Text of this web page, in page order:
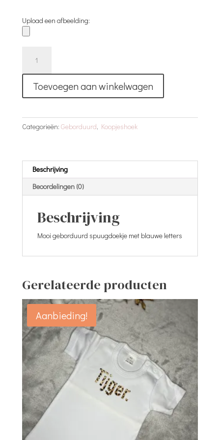
Upload een afbeelding:
Spuugdoekje
|
|
aantal
Toevoegen aan winkelwagen
Categorieën: Geborduurd, Koopjeshoek
Beschrijving
Beoordelingen (0)
Beschrijving
Mooi geborduurd spuugdoekje met blauwe letters
Gerelateerde producten
Aanbieding!